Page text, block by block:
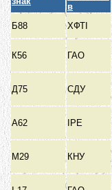
в
Б88 ХФТІ
К56 ГАО
Д75 СДУ
А62 ІРЕ
М29 КНУ